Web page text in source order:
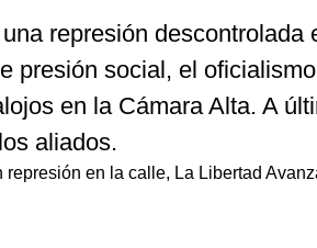
represión
presión social, el
en la Cámara Alta. A
aliados.